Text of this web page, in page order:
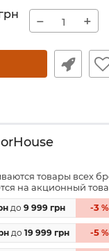
− +
товары всех
на акционный
до 9 999 грн -3 %
до 19 999 грн -5 %